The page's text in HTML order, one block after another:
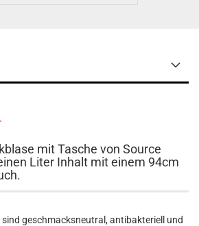
mit Tasche von Source
Liter Inhalt mit einem 94cm
geschmacksneutral, antibakteriell und